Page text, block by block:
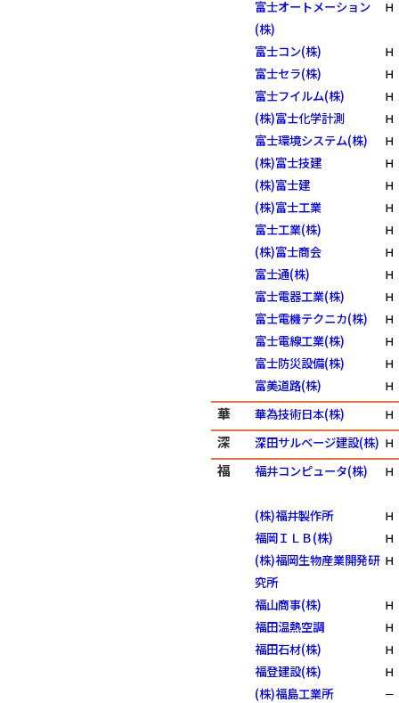
富士オートメーション
(株)
Ｈ
富士コン(株) Ｈ
富士セラ(株) Ｈ
富士フイルム(株) Ｈ
(株)富士化学計測 Ｈ
富士環境システム(株) Ｈ
(株)富士技建 Ｈ
(株)富士建 Ｈ
(株)富士工業 Ｈ
富士工業(株) Ｈ
(株)富士商会 Ｈ
富士通(株) Ｈ
富士電器工業(株) Ｈ
富士電機テクニカ(株) Ｈ
富士電線工業(株) Ｈ
富士防災設備(株) Ｈ
富美道路(株) Ｈ
華 華為技術日本(株) Ｈ
深 深田サルベージ建設(株) Ｈ
福 福井コンピュータ(株) Ｈ
(株)福井製作所 Ｈ
福岡ＩＬＢ(株) Ｈ
(株)福岡生物産業開発研
究所
Ｈ
福山商事(株) Ｈ
福田温熱空調 Ｈ
福田石材(株) Ｈ
福登建設(株) Ｈ
(株)福島工業所 －